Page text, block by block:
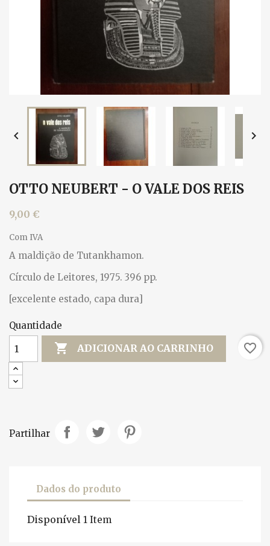
 
OTTO NEUBERT - O VALE DOS REIS
9,00 €
Com IVA
A maldição de Tutankhamon.
Círculo de Leitores, 1975. 396 pp.
[excelente estado, capa dura]
Quantidade
 ADICIONAR AO CARRINHO favorite_border
Partilhar
Dados do produto
Disponível 1 Item